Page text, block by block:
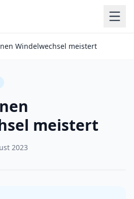
Windelwechsel meistert
meistert
2023